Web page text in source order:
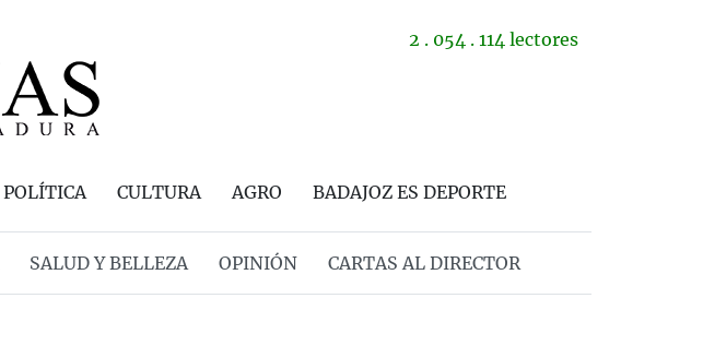
2 . 054 . 114 lectores
POLÍTICA CULTURA AGRO BADAJOZ ES DEPORTE
SALUD Y BELLEZA OPINIÓN CARTAS AL DIRECTOR